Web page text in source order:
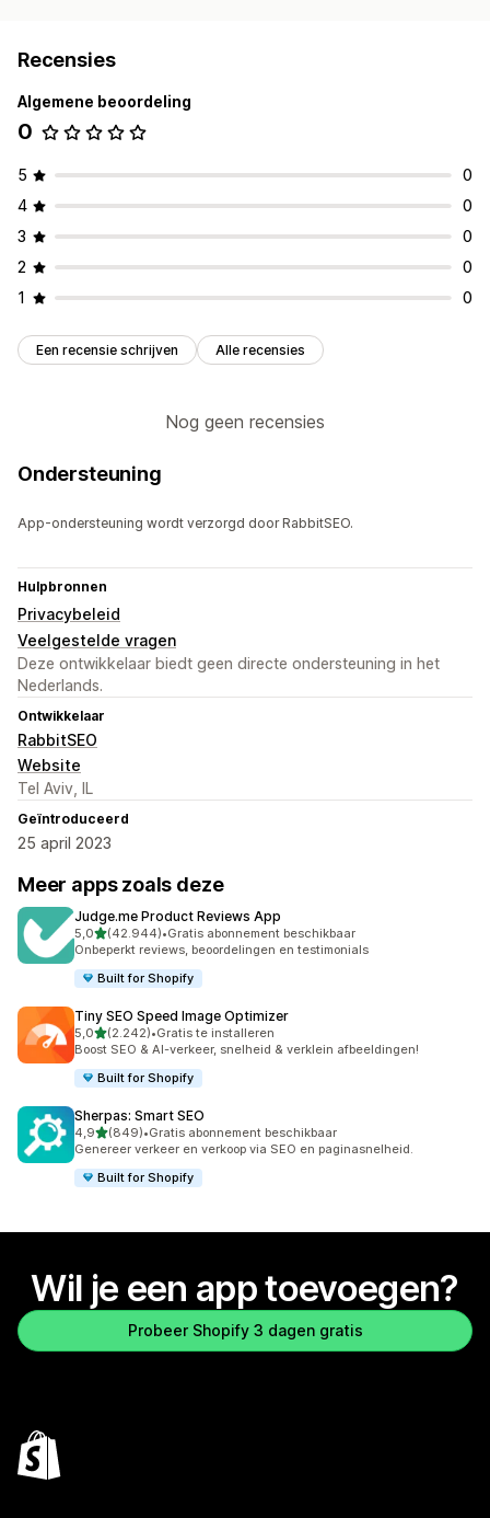
Recensies
Algemene beoordeling
0
5
0
4
0
3
0
2
0
1
0
Een recensie schrijven Alle recensies
Nog geen recensies
Ondersteuning
App-ondersteuning wordt verzorgd door RabbitSEO.
Hulpbronnen
Privacybeleid
Veelgestelde vragen
Deze ontwikkelaar biedt geen directe ondersteuning in het
Nederlands.
Ontwikkelaar
RabbitSEO
Website
Tel Aviv, IL
Geïntroduceerd
25 april 2023
Meer apps zoals deze
Judge.me Product Reviews App
5,0van 5 sterren
(42.944)
42944 recensies in totaal
•Gratis abonnement beschikbaar
Onbeperkt reviews, beoordelingen en testimonials
Built for Shopify
Tiny SEO Speed Image Optimizer
5,0van 5 sterren
(2.242)
2242 recensies in totaal
•Gratis te installeren
Boost SEO & AI-verkeer, snelheid & verklein afbeeldingen!
Built for Shopify
Sherpas: Smart SEO
4,9van 5 sterren
(849)
849 recensies in totaal
•Gratis abonnement beschikbaar
Genereer verkeer en verkoop via SEO en paginasnelheid.
Built for Shopify
Wil je een app toevoegen?
Probeer Shopify 3 dagen gratis